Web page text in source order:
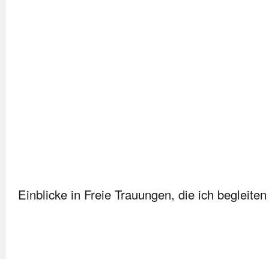
Einblicke in Freie Trauungen, die ich